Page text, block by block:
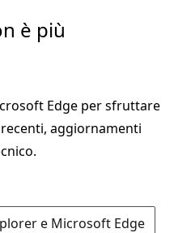
è più
Edge per sfruttare
aggiornamenti
e Microsoft Edge